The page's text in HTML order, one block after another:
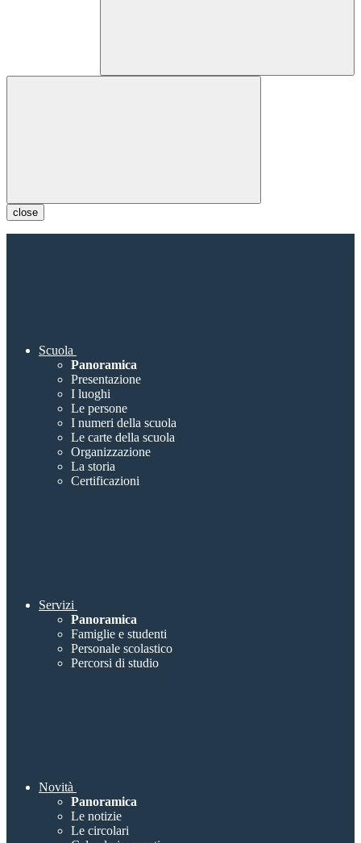
close
Scuola
Panoramica
Presentazione
I luoghi
Le persone
I numeri della scuola
Le carte della scuola
Organizzazione
La storia
Certificazioni
Servizi
Panoramica
Famiglie e studenti
Personale scolastico
Percorsi di studio
Novità
Panoramica
Le notizie
Le circolari